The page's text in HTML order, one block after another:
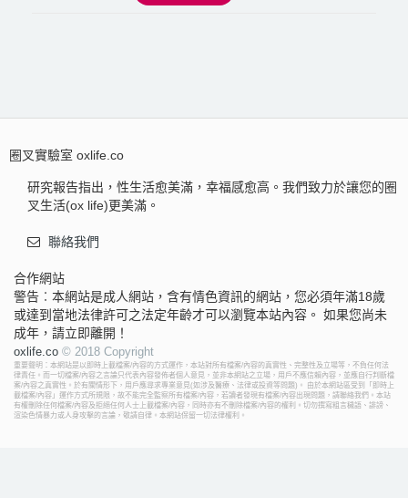
圈叉實驗室 oxlife.co
研究報告指出，性生活愈美滿，幸福感愈高。我們致力於讓您的圈
叉生活(ox life)更美滿。
聯絡我們
合作網站
警告︰本網站是成人網站，含有情色資訊的網站，您必須年滿18歲
或達到當地法律許可之法定年齡才可以瀏覽本站內容。 如果您尚未
成年，請立即離開！
oxlife.co © 2018 Copyright
重要聲明：本網站是以即時上載檔案/內容的方式運作，本站對所有檔案/內容的真實性、完整性及立場等，不負任何法
律責任。而一切檔案/內容之言論只代表內容發佈者個人意見，並非本網站之立場，用戶不應信賴內容，並應自行判斷檔
案/內容之真實性。於有關情形下，用戶應尋求專業意見(如涉及醫療、法律或投資等問題)。 由於本網站區受到「即時上
載檔案/內容」運作方式所規限，故不能完全監察所有檔案/內容，若讀者發現有檔案/內容出現問題，請聯絡我們。本站
有權刪除任何檔案/內容及拒絕任何人士上載檔案/內容，同時亦有不刪除檔案/內容的權利。切勿撰寫粗言穢語、誹謗、
渲染色情暴力或人身攻擊的言論，敬請自律。本網站保留一切法律權利。